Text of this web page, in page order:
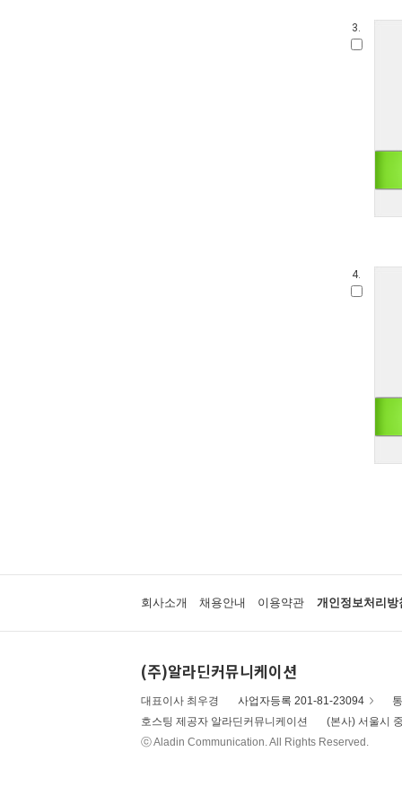
3.
4.
회사소개 채용안내 이용약관 개인정보처리방
(주)알라딘커뮤니케이션
대표이사 최우경 사업자등록 201-81-23094
호스팅 제공자 알라딘커뮤니케이션
(본사) 서울시
ⓒ Aladin Communication. All Rights Reserved.